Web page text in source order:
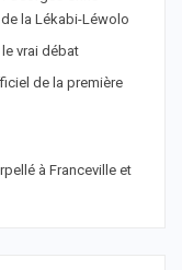
la Lékabi-Léwolo
le vrai débat
de la première
à Franceville et